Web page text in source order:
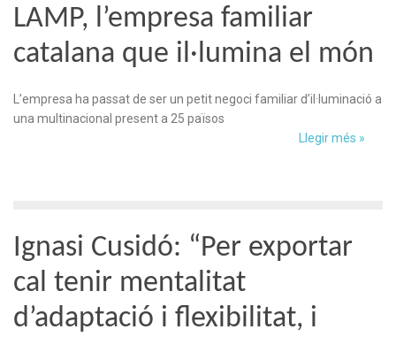
LAMP, l’empresa familiar
catalana que il·lumina el món
L’empresa ha passat de ser un petit negoci familiar d’il·luminació a
una multinacional present a 25 països
Llegir més »
Ignasi Cusidó: “Per exportar
cal tenir mentalitat
d’adaptació i flexibilitat, i